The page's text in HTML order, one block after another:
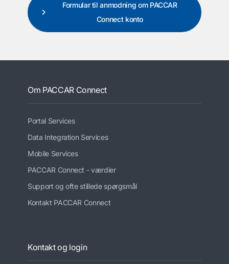
Formular til anmodning om PACCAR
Connect konto
Om PACCAR Connect
Portal Services
Data Integration Services
Mobile Services
PACCAR Connect - værdier
Support og ofte stillede spørgsmål
Kontakt PACCAR Connect
Kontakt og login